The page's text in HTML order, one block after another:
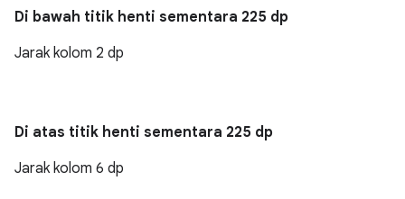
Di bawah titik henti sementara 225 dp
Jarak kolom 2 dp
Di atas titik henti sementara 225 dp
Jarak kolom 6 dp